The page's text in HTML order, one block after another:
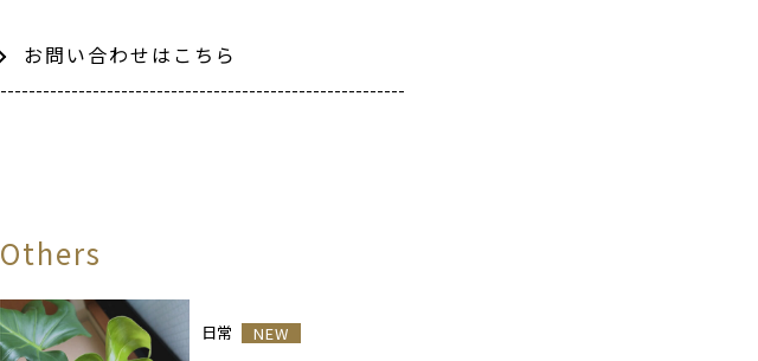
お問い合わせはこちら
---------------------------------------------------------
Others
日常 NEW